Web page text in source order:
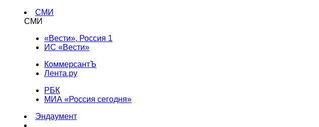
СМИ
СМИ
«Вести», Россия 1
ИС «Вести»
КоммерсантЪ
Лента.ру
РБК
МИА «Россия сегодня»
Эндаумент